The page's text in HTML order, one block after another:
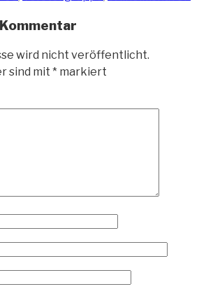
wird nicht veröffentlicht.
sind mit * markiert